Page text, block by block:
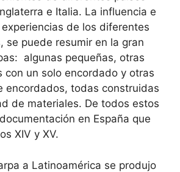
e Italia. La influencia e
de los diferentes
se puede resumir en la gran
algunas pequeñas, otras
con un solo encordado y otras
encordados, todas construidas
de materiales. De todos estos
en España que
XIV y XV.
a Latinoamérica se produjo